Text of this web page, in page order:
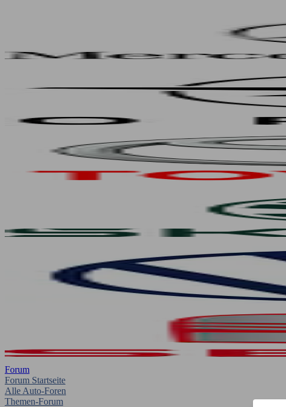
Forum
Forum Startseite
Alle Auto-Foren
Themen-Forum